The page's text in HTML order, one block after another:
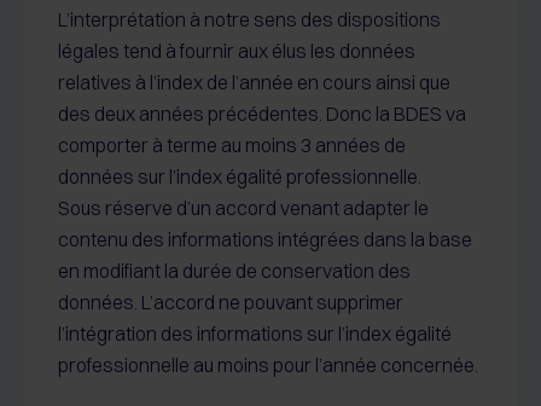
L’interprétation à notre sens des dispositions
légales tend à fournir aux élus les données
relatives à l’index de l’année en cours ainsi que
des deux années précédentes. Donc la BDES va
comporter à terme au moins 3 années de
données sur l’index égalité professionnelle.
Sous réserve d’un accord venant adapter le
contenu des informations intégrées dans la base
en modifiant la durée de conservation des
données. L’accord ne pouvant supprimer
l’intégration des informations sur l’index égalité
professionnelle au moins pour l’année concernée.